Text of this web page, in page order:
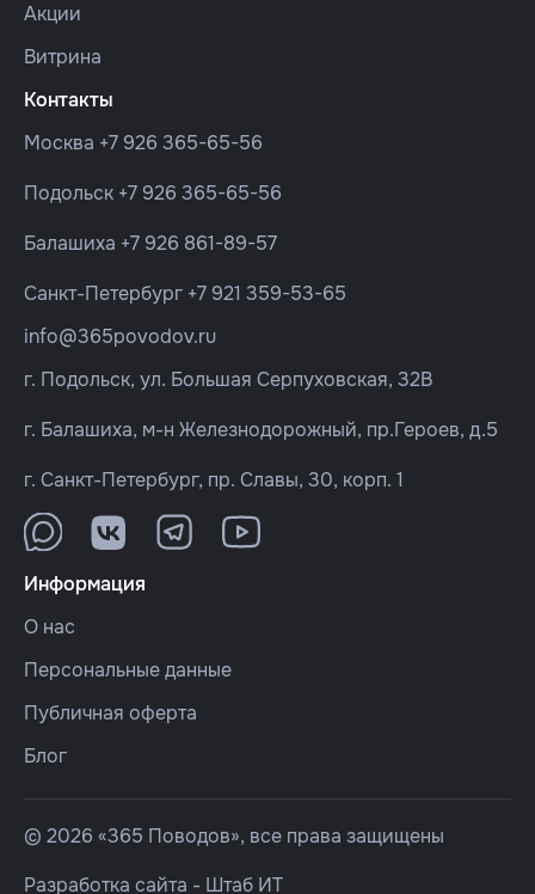
Акции
Витрина
Контакты
Москва +7 926 365-65-56
Подольск +7 926 365-65-56
Балашиха +7 926 861-89-57
Санкт-Петербург +7 921 359-53-65
info@365povodov.ru
г. Подольск, ул. Большая Серпуховская, 32В
г. Балашиха, м-н Железнодорожный, пр.Героев, д.5
г. Санкт-Петербург, пр. Славы, 30, корп. 1
Информация
О нас
Персональные данные
Публичная оферта
Блог
© 2026 «365 Поводов», все права защищены
Разработка сайта - Штаб ИТ